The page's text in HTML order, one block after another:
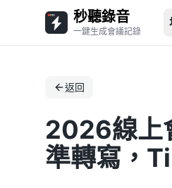
秒聽錄音
一鍵生成會議記錄
返回
2026線上
準轉寫，